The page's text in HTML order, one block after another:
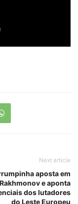
Next article
aposta em
Rakhmonov e aponta
dos lutadores
do Leste Europeu